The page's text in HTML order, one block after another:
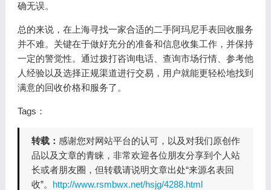
确无误。
总的来说，在上海寻找一家合适的二手阿玛尼手表回收服务
并不难。关键在于做好充分的准备和信息收集工作，并保持
一定的警觉性。通过拨打咨询电话、查询市场行情、参考他
人经验以及选择正规渠道进行交易，用户就能更轻松地找到
满意的回收价格和服务了。
Tags：
转载： 感谢您对网站平台的认可，以及对我们原创作
品以及文章的青睐，非常欢迎各位朋友分享到个人站
长或者朋友圈，但转载请说明文章出处“来源名表回
收”。 http://www.rsmbwx.net/hsjg/4288.html